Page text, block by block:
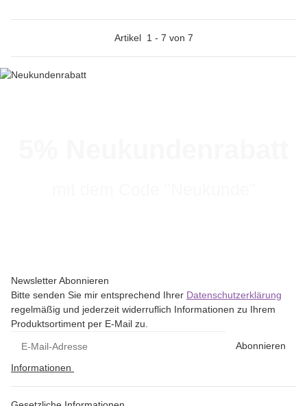
Artikel 1 - 7 von 7
Newsletter Abonnieren
Bitte senden Sie mir entsprechend Ihrer Datenschutzerklärung
regelmäßig und jederzeit widerruflich Informationen zu Ihrem
Produktsortiment per E-Mail zu.
Abonnieren
Informationen